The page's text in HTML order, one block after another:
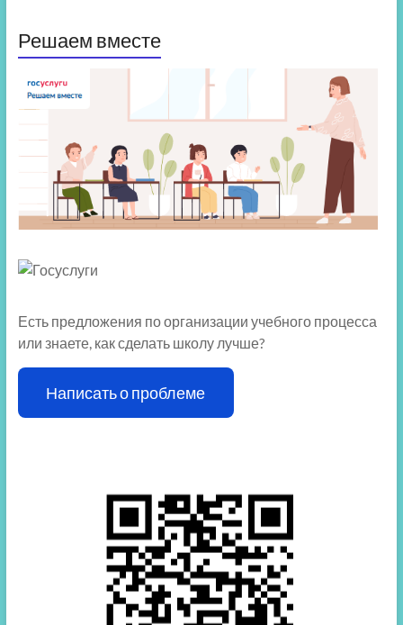
Решаем вместе
Есть предложения по организации учебного процесса
или знаете, как сделать школу лучше?
Написать о проблеме